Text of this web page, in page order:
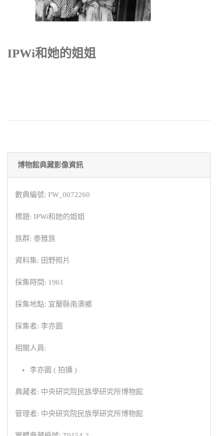
IPWi和她的姐姐
博物館典藏影像資訊
數典編號: FW_0072260
標題: IPWi和她的姐姐
族群: 泰雅族
資料集: 田野照片
採集時間: 1961
採集地點: 宜蘭縣南澳鄉
採集者: 李亦園
相關人員:
李亦園 ( 拍攝 )
典藏者: 中央研究院民族學研究所博物館
管理者: 中央研究院民族學研究所博物館